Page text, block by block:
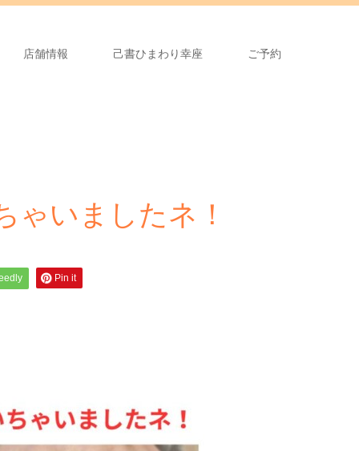
店舗情報 己書ひまわり幸座 ご予約
ゃいましたネ！
Pin it